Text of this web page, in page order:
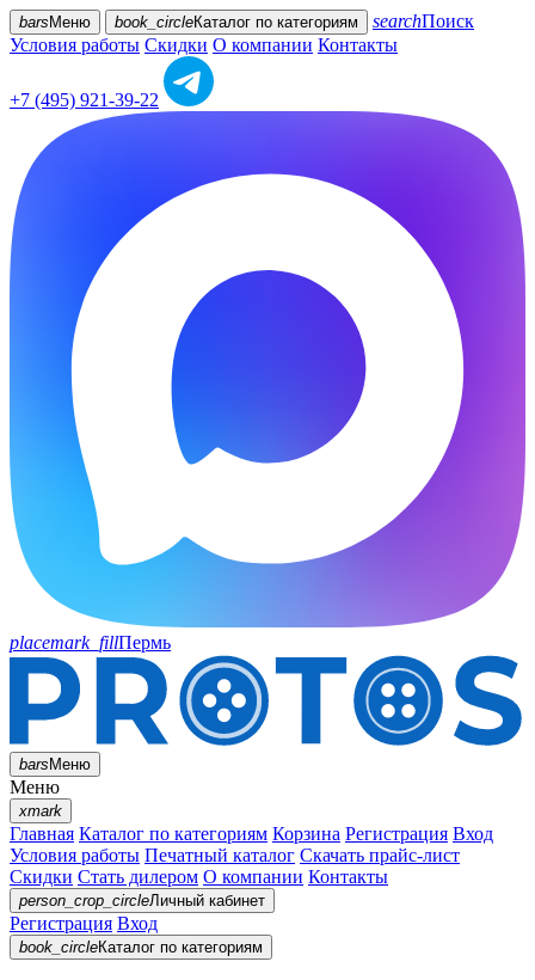
bars Меню book_circleКаталог по категориям searchПоиск
Условия работы Скидки О компании Контакты
+7 (495) 921-39-22
placemark_fillПермь
barsМеню
Меню
xmark
Главная Каталог по категориям Корзина Регистрация Вход
Условия работы Печатный каталог Скачать прайс-лист
Скидки Стать дилером О компании Контакты
person_crop_circleЛичный кабинет
Регистрация Вход
book_circleКаталог по категориям